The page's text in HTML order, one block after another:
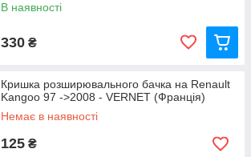
В наявності
330 ₴
Кришка розширювального бачка на Renault
Kangoo 97 ->2008 - VERNET (Франція)
Немає в наявності
125 ₴